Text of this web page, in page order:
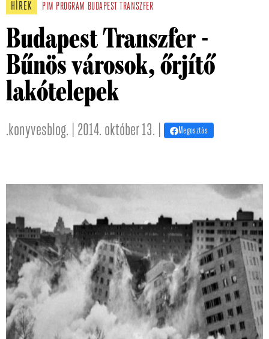
HÍREK PIM PROGRAM BUDAPEST TRANSZFER
Budapest Transzfer -
Bűnös városok, őrjítő
lakótelepek
.konyvesblog. | 2014. október 13. | Megosztás